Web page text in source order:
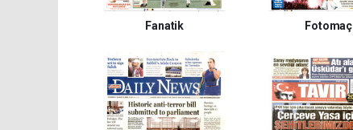
Fanatik Fotomaç